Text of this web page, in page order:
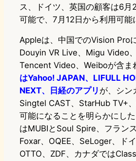
ス、ドイツ、英国の顧客は6月
可能で、7月12日から利用可能
Appleは、中国でのVision Pro
Douyin VR Live、Migu Video、
Tencent Video、Weiboが含ま
はYahoo! JAPAN、LIFULL
NEXT、日経のアプリ が、シン
Singtel CAST、StarHub TV+
可能になることを明らかにし
はMUBIとSoul Spire、フラン
Foxar、OQEE、SeLoger、ドイ
OTTO、ZDF、カナダでは